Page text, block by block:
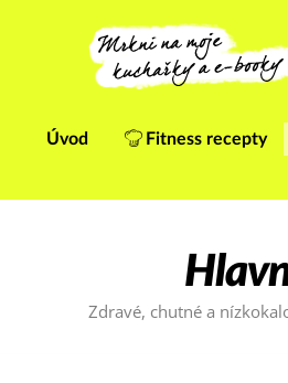
Úvod Fitness recepty
Zdravé, chutné a